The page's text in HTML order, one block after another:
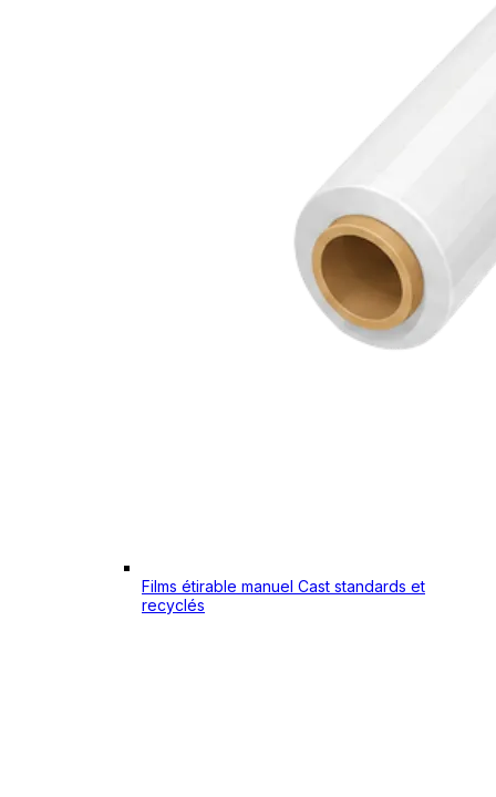
Films étirable manuel Cast standards et
recyclés